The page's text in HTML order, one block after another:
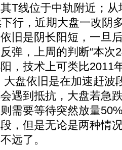
T线位于中轨附近；
行，近期大盘一改阴
旧是阴长阳短，一旦
弹，上周的判断“本次
，技术上可类比2011
大盘依旧是在加速赶波
遇到抵抗，大盘若急
需要等待突然放量
，但是无论是两种情
远了。